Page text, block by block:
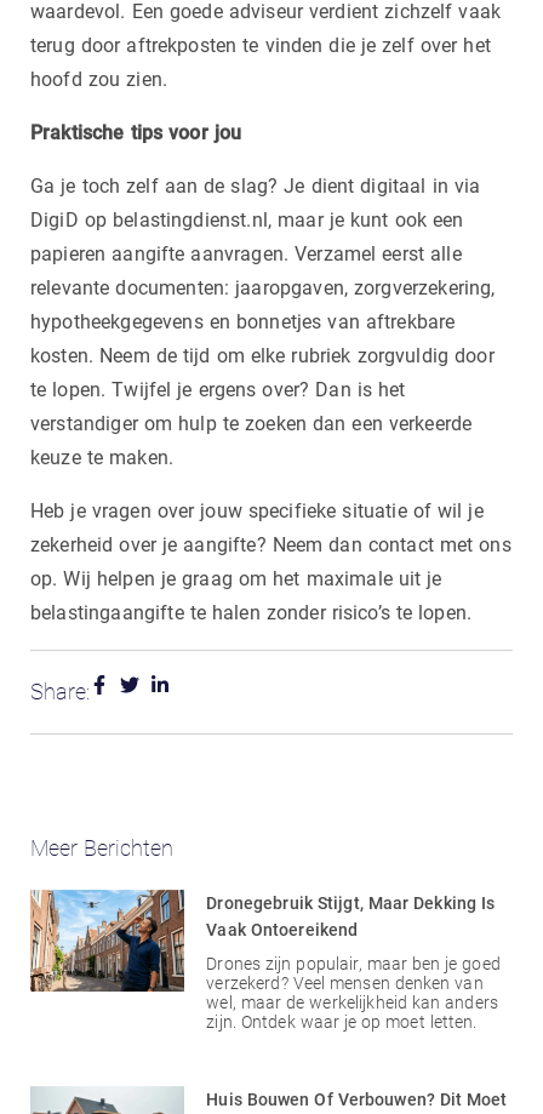
waardevol. Een goede adviseur verdient zichzelf vaak
terug door aftrekposten te vinden die je zelf over het
hoofd zou zien.
Praktische tips voor jou
Ga je toch zelf aan de slag? Je dient digitaal in via
DigiD op belastingdienst.nl, maar je kunt ook een
papieren aangifte aanvragen. Verzamel eerst alle
relevante documenten: jaaropgaven, zorgverzekering,
hypotheekgegevens en bonnetjes van aftrekbare
kosten. Neem de tijd om elke rubriek zorgvuldig door
te lopen. Twijfel je ergens over? Dan is het
verstandiger om hulp te zoeken dan een verkeerde
keuze te maken.
Heb je vragen over jouw specifieke situatie of wil je
zekerheid over je aangifte? Neem dan contact met ons
op. Wij helpen je graag om het maximale uit je
belastingaangifte te halen zonder risico’s te lopen.
Share:
Meer Berichten
Dronegebruik Stijgt, Maar Dekking Is
Vaak Ontoereikend
Drones zijn populair, maar ben je goed
verzekerd? Veel mensen denken van
wel, maar de werkelijkheid kan anders
zijn. Ontdek waar je op moet letten.
Huis Bouwen Of Verbouwen? Dit Moet